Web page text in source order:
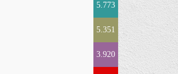
5.773
5.351
3.920